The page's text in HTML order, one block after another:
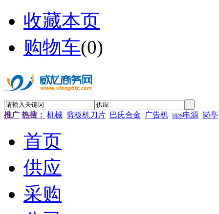
收藏本页
购物车(0)
推广 热搜： 机械 剪板机刀片 巴氏合金 广告机 ups电源 岗亭
首页
供应
采购